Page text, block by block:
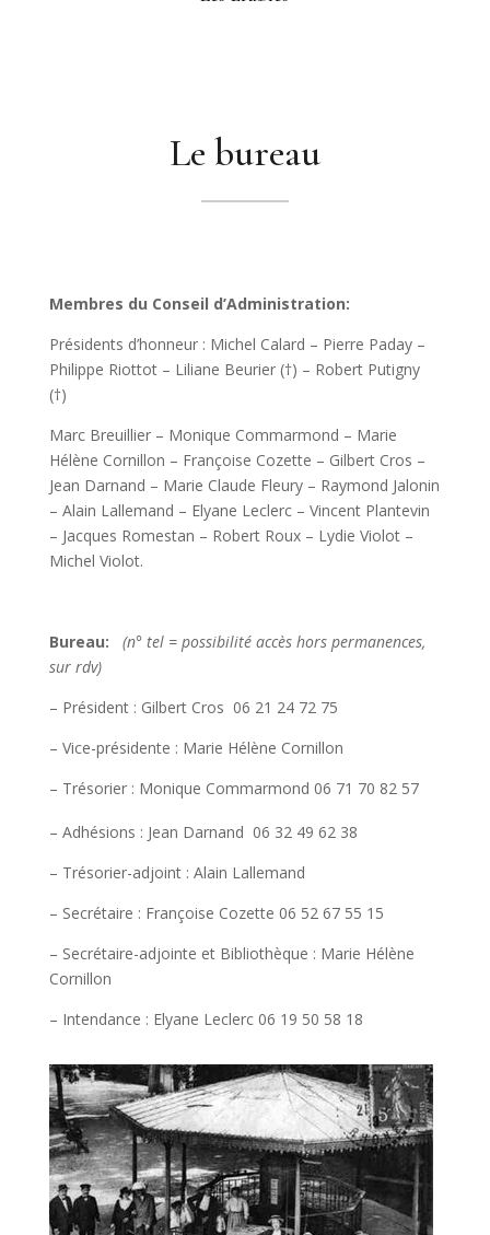
Le bureau
Membres du Conseil d’Administration:
Présidents d’honneur : Michel Calard – Pierre Paday –
Philippe Riottot – Liliane Beurier (†) – Robert Putigny
(†)
Marc Breuillier – Monique Commarmond – Marie
Hélène Cornillon – Françoise Cozette – Gilbert Cros –
Jean Darnand – Marie Claude Fleury – Raymond Jalonin
– Alain Lallemand – Elyane Leclerc – Vincent Plantevin
– Jacques Romestan – Robert Roux – Lydie Violot –
Michel Violot.
Bureau: (n° tel = possibilité accès hors permanences,
sur rdv)
– Président : Gilbert Cros 06 21 24 72 75
– Vice-présidente : Marie Hélène Cornillon
– Trésorier : Monique Commarmond 06 71 70 82 57
– Adhésions : Jean Darnand 06 32 49 62 38
– Trésorier-adjoint : Alain Lallemand
– Secrétaire : Françoise Cozette 06 52 67 55 15
– Secrétaire-adjointe et Bibliothèque : Marie Hélène
Cornillon
– Intendance : Elyane Leclerc 06 19 50 58 18